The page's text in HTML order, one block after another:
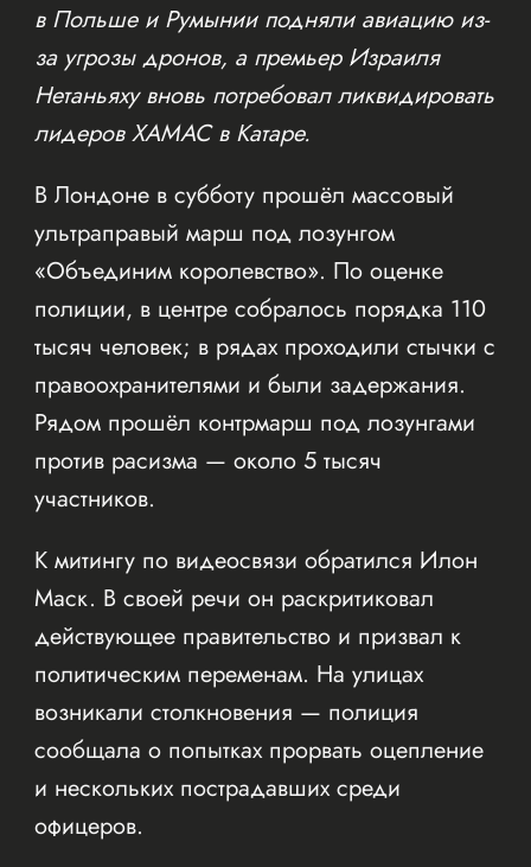
в Польше и Румынии подняли авиацию из-
за угрозы дронов, а премьер Израиля
Нетаньяху вновь потребовал ликвидировать
лидеров ХАМАС в Катаре.
В Лондоне в субботу прошёл массовый
ультраправый марш под лозунгом
«Объединим королевство». По оценке
полиции, в центре собралось порядка 110
тысяч человек; в рядах проходили стычки с
правоохранителями и были задержания.
Рядом прошёл контрмарш под лозунгами
против расизма — около 5 тысяч
участников.
К митингу по видеосвязи обратился Илон
Маск. В своей речи он раскритиковал
действующее правительство и призвал к
политическим переменам. На улицах
возникали столкновения — полиция
сообщала о попытках прорвать оцепление
и нескольких пострадавших среди
офицеров.